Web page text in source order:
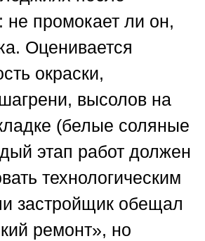
не промокает ли он,
Оценивается
окраски,
высолов на
(белые соляные
этап работ должен
технологическим
застройщик обещал
ремонт», но